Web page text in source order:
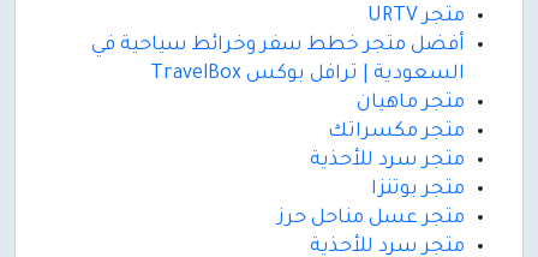
متجر URTV
أفضل متجر خطط سفر وخرائط سياحية في
السعودية | ترافل بوكس TravelBox
متجر ماهيان
متجر مكسراتك
متجر سرد للأحذية
متجر بوتنزا
متجر عسل مناحل حرز
متجر سرد للأحذية